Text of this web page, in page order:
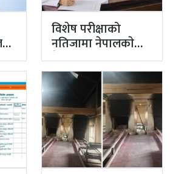
विशेष परीक्षाको
नतिजामा नेपालकाे
मेडिकल शिक्षाको
गुणस्तर अब्बल